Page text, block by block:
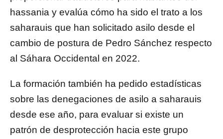
hassania y evalúa cómo ha sido el trato a los
saharauis que han solicitado asilo desde el
cambio de postura de Pedro Sánchez respecto
al Sáhara Occidental en 2022.
La formación también ha pedido estadísticas
sobre las denegaciones de asilo a saharauis
desde ese año, para evaluar si existe un
patrón de desprotección hacia este grupo